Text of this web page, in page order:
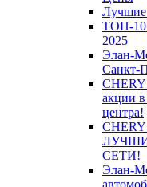
Лучшие
ТОП-10
2025
Элан-
Санкт-
CHERY
акции в
центра!
СЕТИ!
Элан-